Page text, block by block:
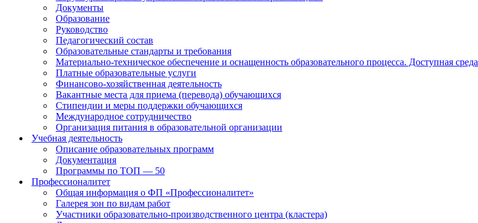
Документы
Образование
Руководство
Педагогический состав
Образовательные стандарты и требования
Материально-техническое обеспечение и оснащенность образовательного процесса. Доступная среда
Платные образовательные услуги
Финансово-хозяйственная деятельность
Вакантные места для приема (перевода) обучающихся
Стипендии и меры поддержки обучающихся
Международное сотрудничество
Организация питания в образовательной организации
Учебная деятельность
Описание образовательных программ
Документация
Программы по ТОП — 50
Профессионалитет
Общая информация о ФП «Профессионалитет»
Галерея зон по видам работ
Участники образовательно-производственного центра (кластера)